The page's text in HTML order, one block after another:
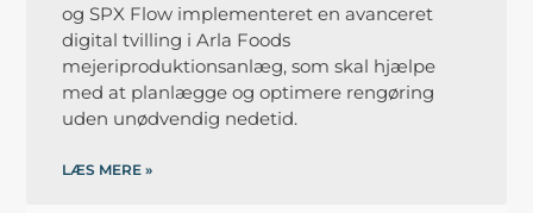
og SPX Flow implementeret en avanceret
digital tvilling i Arla Foods
mejeriproduktionsanlæg, som skal hjælpe
med at planlægge og optimere rengøring
uden unødvendig nedetid.
LÆS MERE »